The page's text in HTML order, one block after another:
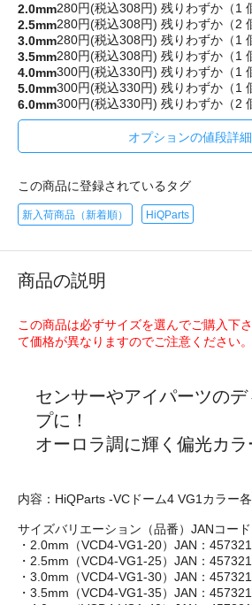
2.0mm280円(税込308円) 残りわずか（1
2.5mm280円(税込308円) 残りわずか（2
3.0mm280円(税込308円) 残りわずか（1
3.5mm280円(税込308円) 残りわずか（1
4.0mm300円(税込330円) 残りわずか（1
5.0mm300円(税込330円) 残りわずか（1
6.0mm300円(税込330円) 残りわずか（2
オプションの値段詳細
この商品に登録されているタグ
新入荷商品（新着順） HiQParts
商品の説明
この商品は必ずサイズを選んでご購入下
て価格が異なりますのでご注意ください。
センサーやアイパーツのデ
プに！
オーロラ調に輝く偏光カラ
内容：HiQParts -VCドーム4 VG1カラー各
サイズバリエーション（品番）JANコード
・2.0mm（VCD4-VG1-20）JAN：
・2.5mm（VCD4-VG1-25）JAN：
・3.0mm（VCD4-VG1-30）JAN：
・3.5mm（VCD4-VG1-35）JAN：